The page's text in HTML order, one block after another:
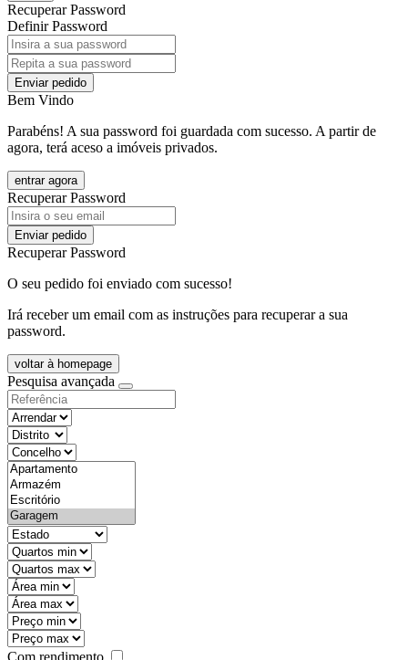
Recuperar Password
Definir Password
Enviar pedido
Bem Vindo
Parabéns! A sua password foi guardada com sucesso. A partir de
agora, terá aceso a imóveis privados.
entrar agora
Recuperar Password
Enviar pedido
Recuperar Password
O seu pedido foi enviado com sucesso!
Irá receber um email com as instruções para recuperar a sua
password.
voltar à homepage
Pesquisa avançada
objective
districtId
countyId
types
state
mintypo
maxtypo
minarea
maxarea
minprice
maxprice
Com rendimento